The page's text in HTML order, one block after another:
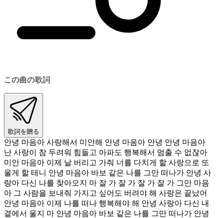
この曲の歌詞
歌詞を贈る
안녕 마음아 사랑해서 미안해 안녕 마음아 안녕 안녕 마음아
난 사랑이 참 두려워 힘들고 아파도 행복해서 멈출 수 없잖아
미안 마음아 이제 날 버리고 가줘 너를 다치게 할 사랑으로 또
울게 할 테니 안녕 마음아 바보 같은 나를 그만 떠나가 안녕 사
랑아 다신 나를 찾아오지 마 잘 가 잘 가 잘 가 잘 가 그만 마음
아 그 사람을 보내줘 가지고 싶어도 버려야 해 사랑은 끝났어
안녕 마음아 이제 나를 떠나 행복해야 해 안녕 사랑아 다신 내
곁에서 울지 마 안녕 마음아 바보 같은 나를 그만 떠나가 안녕